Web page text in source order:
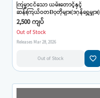
ကြမ္မာငင်သော ယမ်းတောင့်နှင့်
ဆန်းကြယ်ဝတÐုတိုများ(ဒဂုန်ရွှေမျှား)
2,500 ကျပ်
Out of Stock
Releases Mar 28, 2026
Out of Stock favorite_border